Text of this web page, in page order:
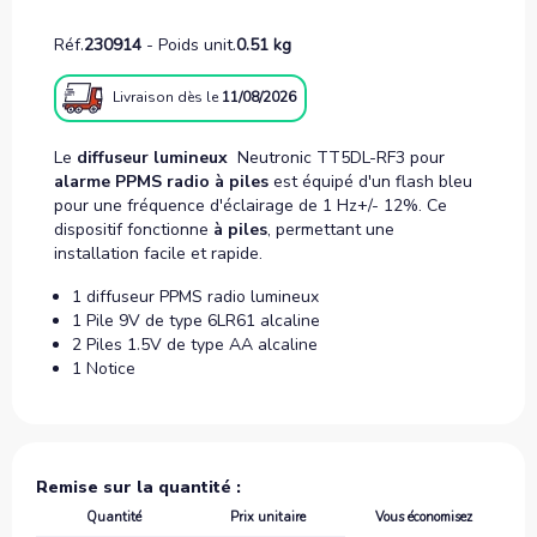
Réf.230914 - Poids unit.0.51 kg
Livraison dès le 11/08/2026
Le diffuseur lumineux Neutronic TT5DL-RF3 pour
alarme PPMS radio à piles est équipé d'un flash bleu
pour une fréquence d'éclairage de 1 Hz+/- 12%. Ce
dispositif fonctionne à piles, permettant une
installation facile et rapide.
1 diffuseur PPMS radio lumineux
1 Pile 9V de type 6LR61 alcaline
2 Piles 1.5V de type AA alcaline
1 Notice
Remise sur la quantité :
Quantité Prix unitaire Vous économisez